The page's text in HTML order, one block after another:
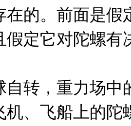
在的。前面是假
假定它对陀螺有
自转，重力场中
机、飞船上的陀